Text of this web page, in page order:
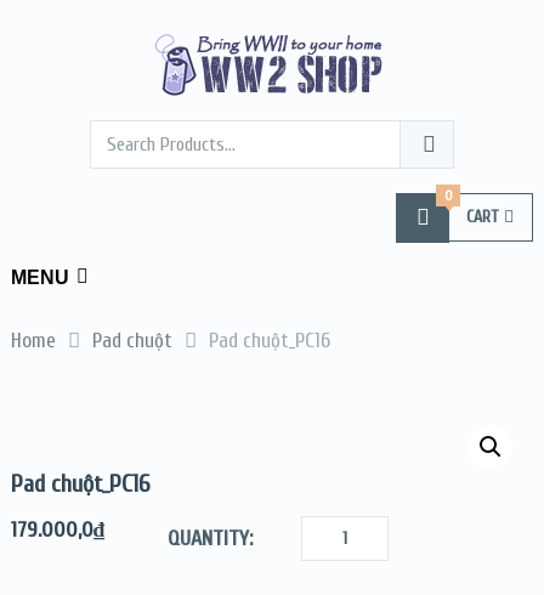
CART
0
MENU
Home Pad chuột Pad chuột_PC16
Pad chuột_PC16
179.000,0₫ QUANTITY: